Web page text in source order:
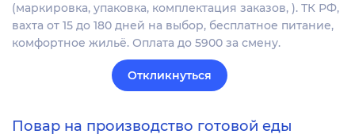
(маркировка, упаковка, комплектация заказов, ). ТК РФ,
вахта от 15 до 180 дней на выбор, бесплатное питание,
комфортное жильё. Оплата до 5900 за смену.
Откликнуться
Повар на производство готовой еды